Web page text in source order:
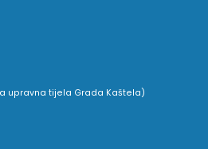
upravna tijela Grada Kaštela)